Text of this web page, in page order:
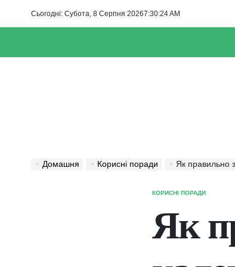
Сьогодні: Субота, 8 Серпня 20267:30:25AM
Домашня Корисні поради Як правильно
ОПУБЛІКУВАТИ
КОРИСНІ ПОРАДИ
Як